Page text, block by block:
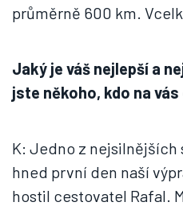
průměrně 600 km.
Jaký je váš nejlepší a
jste někoho, kdo na
K: Jedno z nejsilnějších
hned první den naší
hostil cestovatel Rafal.